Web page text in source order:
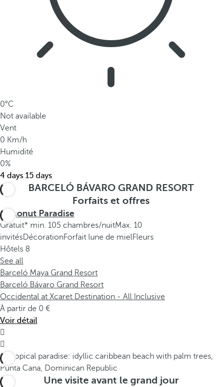
0°C
Not available
Vent
0 Km/h
Humidité
0%
4 days 15 days
BARCELÓ BÁVARO GRAND RESORT
Forfaits et offres
Coconut Paradise
Gratuit* min. 105 chambres/nuitMax. 10
invitésDécorationForfait lune de mielFleurs
Hôtels 8
See all
Barceló Maya Grand Resort
Barceló Bávaro Grand Resort
Occidental at Xcaret Destination - All Inclusive
À partir de 0
Voir détail


Une visite avant le grand jour